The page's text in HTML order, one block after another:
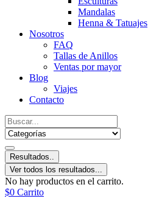
Mandalas
Henna & Tatuajes
Nosotros
FAQ
Tallas de Anillos
Ventas por mayor
Blog
Viajes
Contacto
Resultados..
Ver todos los resultados...
No hay productos en el carrito.
$0 Carrito